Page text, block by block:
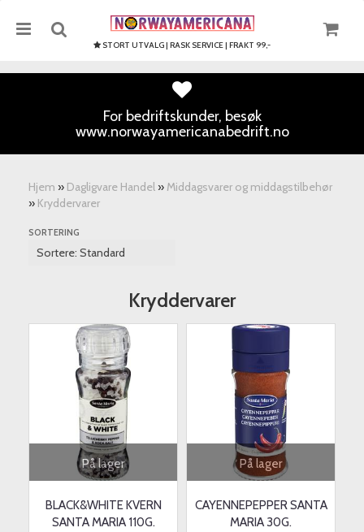
STORT UTVALG | RASK SERVICE | FRAKT 99,-
For bedriftskunder, besøk
www.norwayamericanabedrift.no
Hjem » Dagligvare Handel » Middagsvarer og middagstilbehør
» Kryddervarer
SORTERING
Kryddervarer
På lager
BLACK&WHITE KVERN
SANTA MARIA 110G.
På lager
CAYENNEPEPPER SANTA
MARIA 30G.